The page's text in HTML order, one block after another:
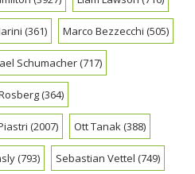
(361) Marco Bezzecchi (505)
Schumacher(717)
(364)
(2007) Ott Tanak(388)
(793) Sebastian Vettel (749)